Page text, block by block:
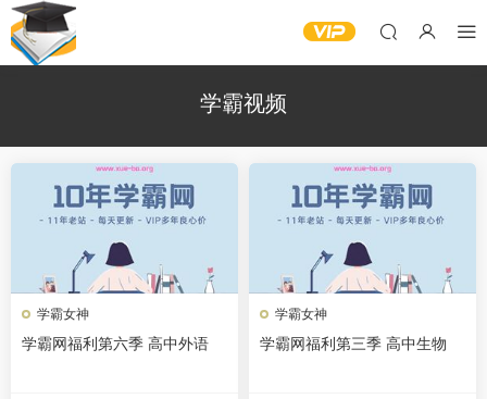
学霸视频
学霸女神
学霸网福利第六季 高中外语
学霸女神
学霸网福利第三季 高中生物